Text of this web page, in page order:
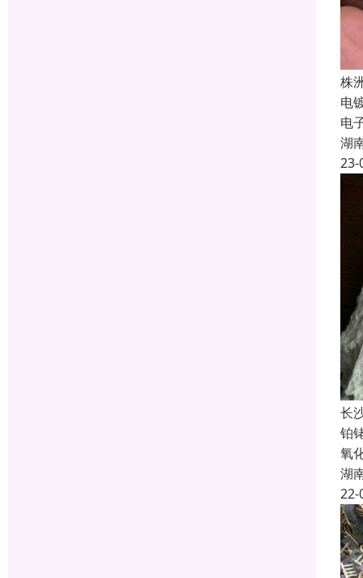
株
电
电
湖
23-
长
铂
氧
湖
22-